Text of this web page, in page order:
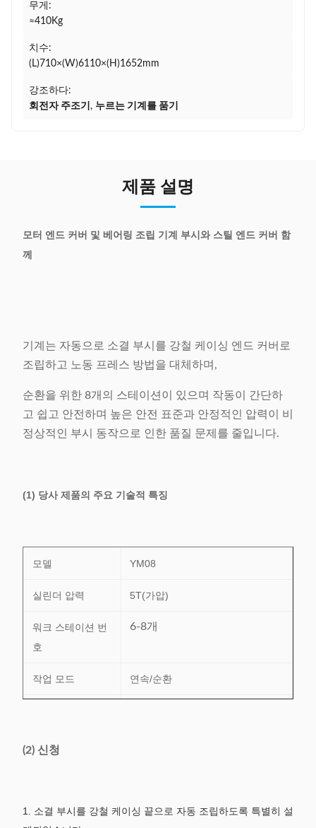
무게:
≈410Kg
치수:
(L)710×(W)6110×(H)1652mm
강조하다:
회전자 주조기 , 누르는 기계를 품기
제품 설명
모터 엔드 커버 및 베어링 조립 기계 부시와 스틸 엔드 커버 함
께
기계는 자동으로 소결 부시를 강철 케이싱 엔드 커버로
조립하고 노동 프레스 방법을 대체하며,
순환을 위한 8개의 스테이션이 있으며 작동이 간단하
고 쉽고 안전하며 높은 안전 표준과 안정적인 압력이 비
정상적인 부시 동작으로 인한 품질 문제를 줄입니다.
(1) 당사 제품의 주요 기술적 특징
모델 YM08
실린더 압력 5T(가압)
워크 스테이션 번
호
6-8개
작업 모드 연속/순환
기압
무게 ≈410Kg
(2) 신청
1. 소결 부시를 강철 케이싱 끝으로 자동 조립하도록 특별히 설